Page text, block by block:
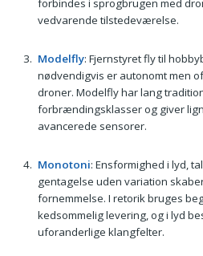
forbindes i sprogbrugen med
vedvarende tilstedeværelse.
Modelfly: Fjernstyret fly til
nødvendigvis er autonomt men
droner. Modelfly har lang
forbrændingsklasser og giver
avancerede sensorer.
Monotoni: Ensformighed i lyd,
gentagelse uden variation
fornemmelse. I retorik bruges
kedsommelig levering, og i lyd
uforanderlige klangfelter.